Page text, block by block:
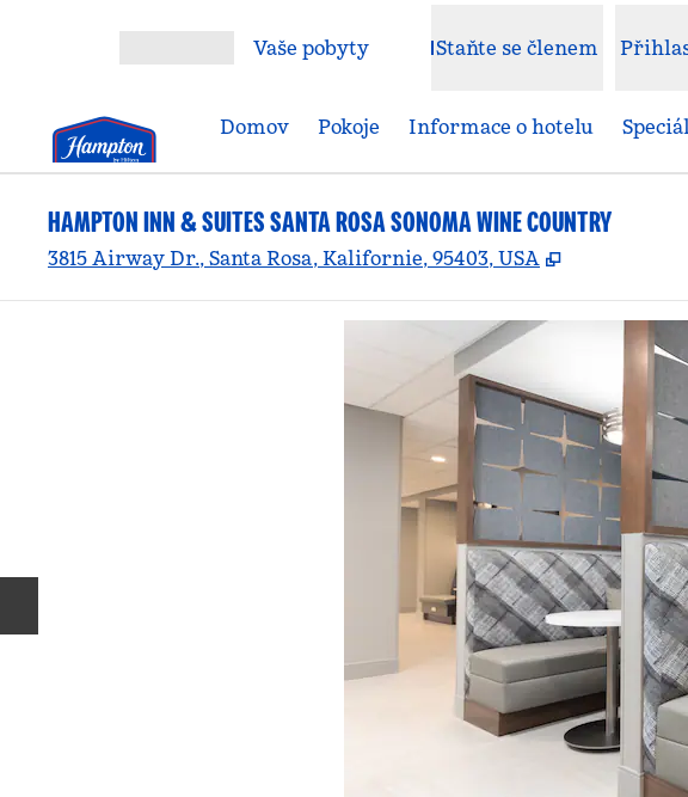
Vaše pobyty Staňte se členem
Domov Pokoje Informace o hotelu
HAMPTON INN & SUITES SANTA ROSA SONOMA WINE COUNTRY
3815 Airway Dr., Santa Rosa, Kalifornie, 95403, USA ,